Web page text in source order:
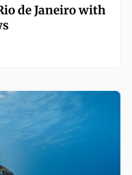
de Janeiro with